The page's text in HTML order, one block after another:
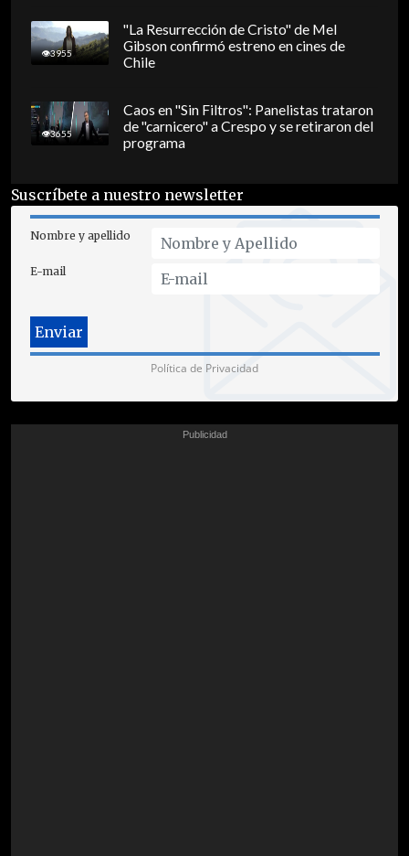
3955
"La Resurrección de Cristo" de Mel
Gibson confirmó estreno en cines de
Chile
3655
Caos en "Sin Filtros": Panelistas trataron
de "carnicero" a Crespo y se retiraron del
programa
Suscríbete a nuestro newsletter
Nombre y apellido
E-mail
Política de Privacidad